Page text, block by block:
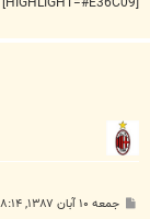
پ جمعه ۱۰ آبان ۱۳۸۷, ۸:۱۴ ب.ظ